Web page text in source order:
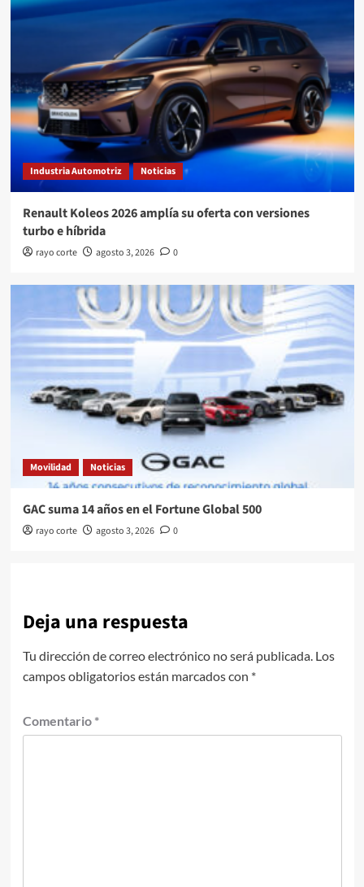
Industria Automotriz Noticias
Renault Koleos 2026 amplía su oferta con versiones
turbo e híbrida
rayo corte agosto 3, 2026 0
Movilidad Noticias
GAC suma 14 años en el Fortune Global 500
rayo corte agosto 3, 2026 0
Deja una respuesta
Tu dirección de correo electrónico no será publicada. Los
campos obligatorios están marcados con *
Comentario *